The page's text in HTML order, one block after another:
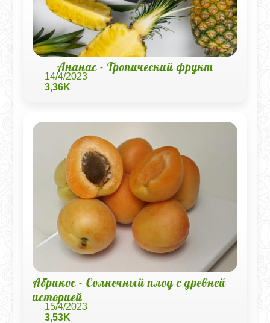
Ананас - Тропический фрукт
14/4/2023
3,36K
Абрикос - Солнечный плод с древней
историей
15/4/2023
3,53K